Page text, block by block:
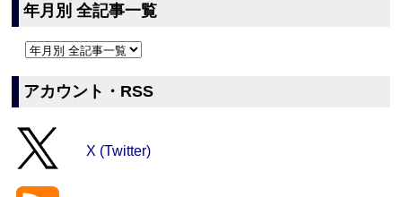
年月別 全記事一覧
アカウント・RSS
X (Twitter)